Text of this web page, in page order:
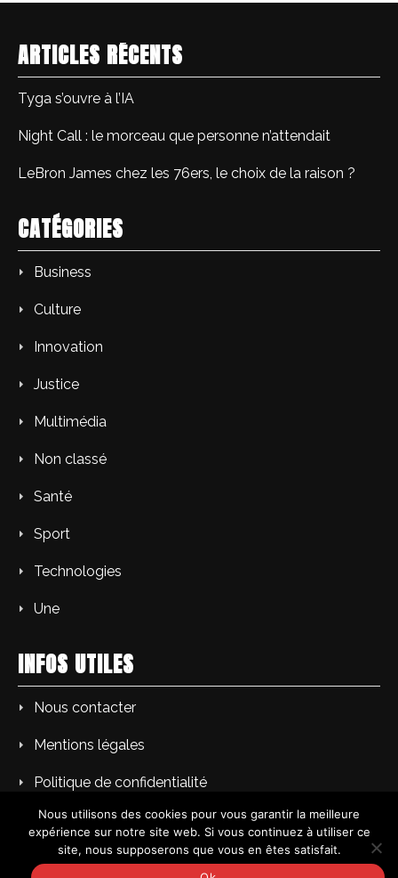
ARTICLES RÉCENTS
Tyga s’ouvre à l’IA
Night Call : le morceau que personne n’attendait
LeBron James chez les 76ers, le choix de la raison ?
CATÉGORIES
Business
Culture
Innovation
Justice
Multimédia
Non classé
Santé
Sport
Technologies
Une
INFOS UTILES
Nous contacter
Mentions légales
Politique de confidentialité
Copyright © PM L'Echo du soir | Tous droits réservés.
Nous utilisons des cookies pour vous garantir la meilleure
expérience sur notre site web. Si vous continuez à utiliser ce
site, nous supposerons que vous en êtes satisfait.